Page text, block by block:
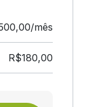
mês
R$180,00